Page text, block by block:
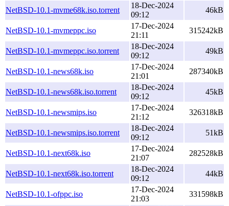
NetBSD-10.1-mvme68k.iso.torrent
18-Dec-2024
09:12
46kB
NetBSD-10.1-mvmeppc.iso
17-Dec-2024
21:11
315242kB
NetBSD-10.1-mvmeppc.iso.torrent
18-Dec-2024
09:12
49kB
NetBSD-10.1-news68k.iso
17-Dec-2024
21:01
287340kB
NetBSD-10.1-news68k.iso.torrent
18-Dec-2024
09:12
45kB
NetBSD-10.1-newsmips.iso
17-Dec-2024
21:12
326318kB
NetBSD-10.1-newsmips.iso.torrent
18-Dec-2024
09:12
51kB
NetBSD-10.1-next68k.iso
17-Dec-2024
21:07
282528kB
NetBSD-10.1-next68k.iso.torrent
18-Dec-2024
09:12
44kB
NetBSD-10.1-ofppc.iso
17-Dec-2024
21:03
331598kB